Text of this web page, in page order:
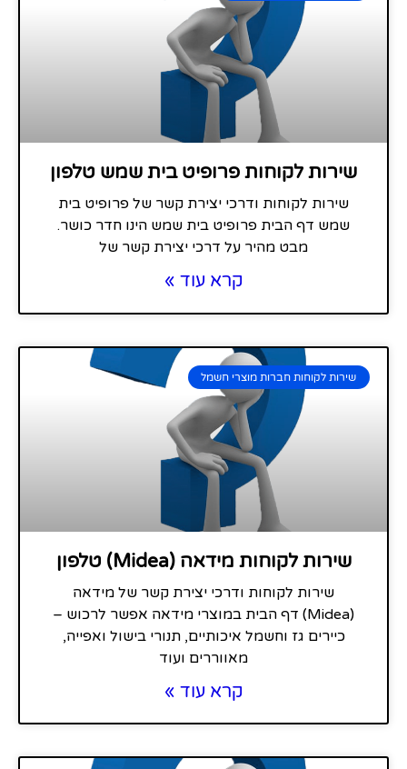
שירות לקוחות פרופיט בית שמש טלפון
שירות לקוחות ודרכי יצירת קשר של פרופיט בית
שמש דף הבית פרופיט בית שמש הינו חדר כושר.
מבט מהיר על דרכי יצירת קשר של
קרא עוד »
שירות לקוחות חברות מוצרי חשמל
שירות לקוחות מידאה (Midea) טלפון
שירות לקוחות ודרכי יצירת קשר של מידאה
(Midea) דף הבית במוצרי מידאה אפשר לרכוש –
כיירים גז וחשמל איכותיים, תנורי בישול ואפייה,
מאווררים ועוד
קרא עוד »